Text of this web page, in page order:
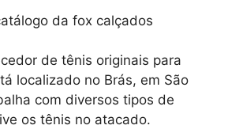
da fox calçados
de tênis originais para
localizado no Brás, em São
com diversos tipos de
os tênis no atacado.